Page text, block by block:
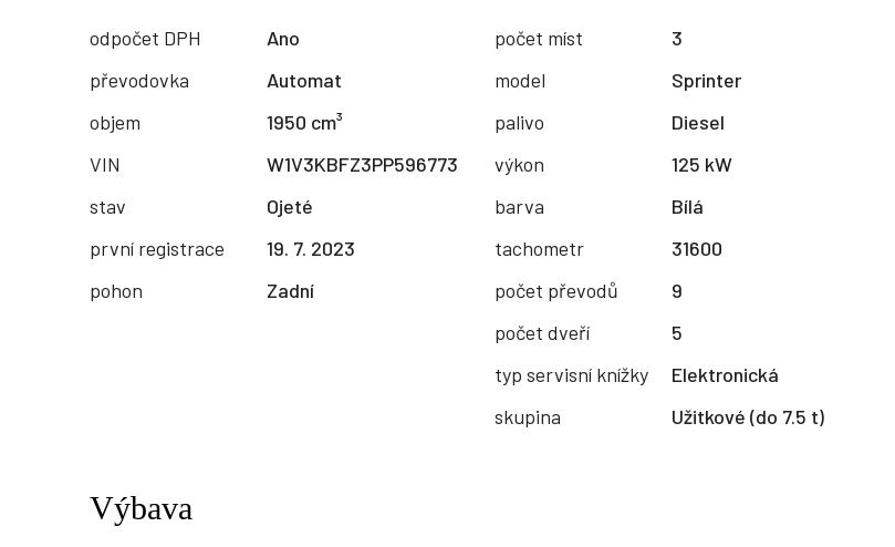
odpočet DPH
Ano
převodovka
Automat
objem
1950 cm³
VIN
W1V3KBFZ3PP596773
stav
Ojeté
první registrace
19. 7. 2023
pohon
Zadní
počet míst
3
model
Sprinter
palivo
Diesel
výkon
125 kW
barva
Bílá
tachometr
31600
počet převodů
9
počet dveří
5
typ servisní knížky
Elektronická
skupina
Užitkové (do 7.5 t)
Výbava